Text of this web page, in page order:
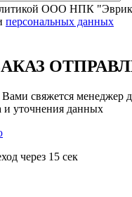
ООО НПК
персональных данных
свяжется менеджер
и уточнения данных
через 15 сек